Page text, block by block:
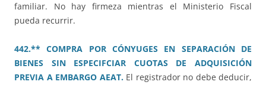
familiar. No hay firmeza mientras el Ministerio Fiscal
pueda recurrir.
442.** COMPRA POR CÓNYUGES EN SEPARACIÓN DE
BIENES SIN ESPECIFCIAR CUOTAS DE ADQUISICIÓN
PREVIA A EMBARGO AEAT.El registrador no debe deducir,